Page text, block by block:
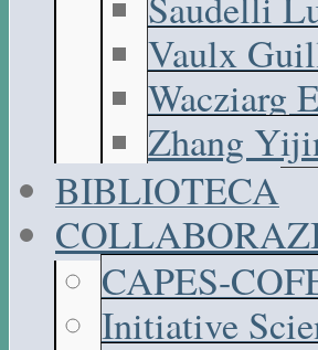
Vaulx
Wacziarg
Zhang
BIBLIOTECA
CAPES-
Initiative